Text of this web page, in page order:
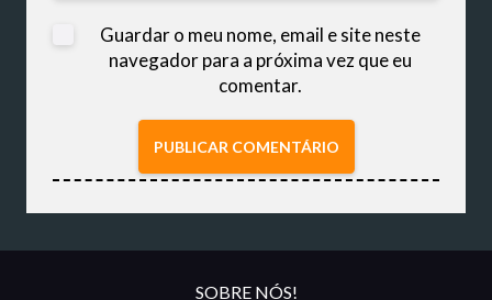
Guardar o meu nome, email e site neste
navegador para a próxima vez que eu
comentar.
PUBLICAR COMENTÁRIO
SOBRE NÓS!